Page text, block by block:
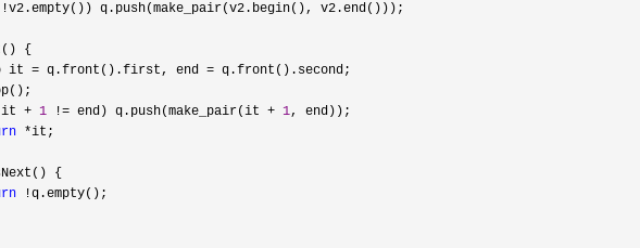
v2.empty()) q.push(make_pair(v2.begin(), v2.end()));
{
it
= q.front().first, end = q.front().second;
+ 1 != end) q.push(make_pair(it + 1, end));
*it;
{
!q.empty();